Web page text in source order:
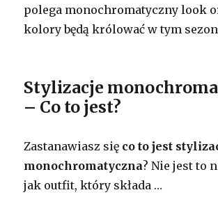
polega monochromatyczny look
kolory będą królować w tym
Stylizacje
– Co to jest?
Zastanawiasz się co to jest
monochromatyczna? Nie jest to
jak outfit, który składa …